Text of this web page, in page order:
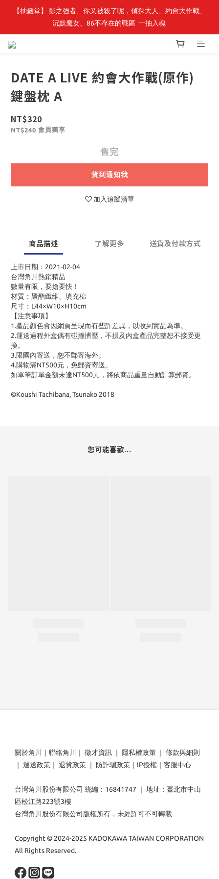
最新開賣🔥「全知讀者視角」 周邊商品
【抽籤堂】 影之強者、你又被殺了呢，偵探大人、約會大作戰、
沉默魔女、86不存在的戰區  一抽入魂
DATE A LIVE 約會大作戰(原作)
鍵盤枕 A
NT$320
NT$240 會員獨享
售完
貨到通知我
加入追蹤清單
商品描述 了解更多 送貨及付款方式
上市日期：2021-02-04
台灣角川熱銷精品
數量有限，要搶要快！
材質：聚酯纖維、填充棉
尺寸：L44×W10×H10cm
【注意事項】
1.產品顏色會因網頁呈現而有些許差異，以收到實品為準。
2.運送過程外盒偶有碰撞擠壓，不損及內盒產品完整恕不接受更
換。
3.限國內寄送，恕不郵寄海外。
4.購物滿NT500元，免郵資寄送。
如單筆訂單金額未達NT500元，將依商品重量自動計算郵資。
©Koushi Tachibana, Tsunako 2018
您可能喜歡...
關於角川 ｜ 聯絡角川 ｜ 徵才資訊 ｜ 隱私權政策 ｜ 條款與細則
｜ 運送政策 ｜ 退貨政策 ｜ 防詐騙政策 ｜ IP授權 ｜ 客服中心
台灣角川股份有限公司 統編：16841747 ｜ 地址：臺北市中山
區松江路223號3樓
台灣角川股份有限公司版權所有，未經許可不可轉載
Copyright © 2024-2025 KADOKAWA TAIWAN CORPORATION
All Rights Reserved.